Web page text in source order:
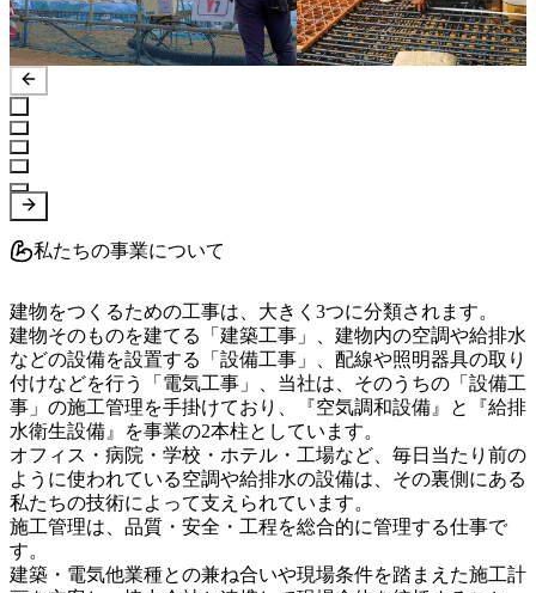
私たちの事業について
建物をつくるための工事は、大きく3つに分類されます。
建物そのものを建てる「建築工事」、建物内の空調や給排水
などの設備を設置する「設備工事」、配線や照明器具の取り
付けなどを行う「電気工事」、当社は、そのうちの「設備工
事」の施工管理を手掛けており、『空気調和設備』と『給排
水衛生設備』を事業の2本柱としています。
オフィス・病院・学校・ホテル・工場など、毎日当たり前の
ように使われている空調や給排水の設備は、その裏側にある
私たちの技術によって支えられています。
施工管理は、品質・安全・工程を総合的に管理する仕事で
す。
建築・電気他業種との兼ね合いや現場条件を踏まえた施工計